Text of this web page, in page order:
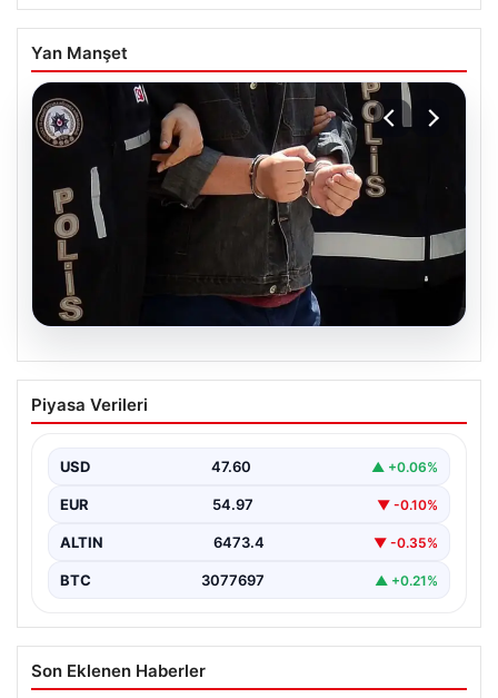
Yan Manşet
05.08.2026
İzmir’de Baba-Oğul Cinayeti: Baba
Tutuklandı
67 yaşındaki Selçuk A., oğluna karşı çıkan…
Piyasa Verileri
USD 47.60 ▲ +0.06%
EUR 54.97 ▼ -0.10%
ALTIN 6473.4 ▼ -0.35%
BTC 3077697 ▲ +0.21%
Son Eklenen Haberler